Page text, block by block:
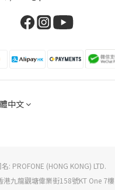
中文
: PROFONE (HONG KONG) LTD.
港九龍觀塘偉業街158號KT One 7樓